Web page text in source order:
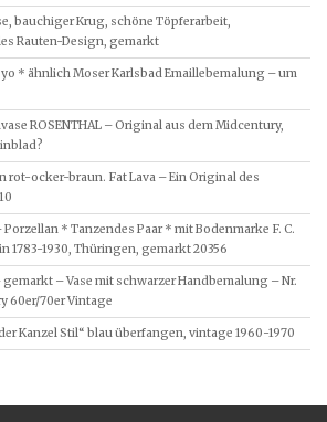
bauchiger Krug, schöne Töpferarbeit,
Rauten-Design, gemarkt
* ähnlich Moser Karlsbad Emaillebemalung – um
ROSENTHAL – Original aus dem Midcentury,
rot-ocker-braun. Fat Lava – Ein Original des
* Tanzendes Paar * mit Bodenmarke F. C.
1783-1930, Thüringen, gemarkt 20356
gemarkt – Vase mit schwarzer Handbemalung – Nr.
60er/70er Vintage
Kanzel Stil“ blau überfangen, vintage 1960-1970